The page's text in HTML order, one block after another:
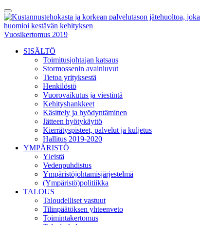
Skip
to
content
Toggle
Menu
Vuosikertomus 2019
SISÄLTÖ
Toimitusjohtajan katsaus
Stormossenin avainluvut
Tietoa yrityksestä
Henkilöstö
Vuorovaikutus ja viestintä
Kehityshankkeet
Käsittely ja hyödyntäminen
Jätteen hyötykäyttö
Kierrätyspisteet, palvelut ja kuljetus
Hallitus 2019-2020
YMPÄRISTÖ
Yleistä
Vedenpuhdistus
Ympäristöjohtamisjärjestelmä
(Ympäristö)politiikka
TALOUS
Taloudelliset vastuut
Tilinpäätöksen yhteenveto
Toimintakertomus